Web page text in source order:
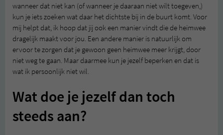
wanneer dat niet kan (of wanneer je daaraan niet wilt toegeven,)
kun je iets zoeken wat daar het dichtste bij in de buurt komt. Voor
mij helpt dat, ik hoop dat jij ook een manier vindt die de heimwee
dragelijk maakt voor jou. Een andere manier is natuurlijk om
ervoor te zorgen dat je gewoon geen heimwee meer krijgt, door
niet weg te gaan. Maar daarmee kun je jezelf beperken en dat is
wat ik persoonlijk niet wil.
Wat doe je jezelf dan toch
steeds aan?